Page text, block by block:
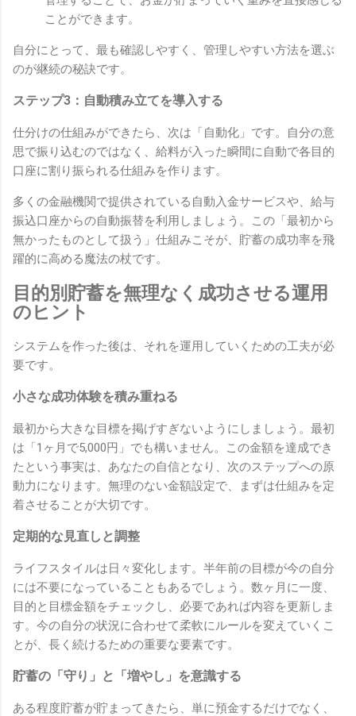
ことができます。
自分にとって、最も確認しやすく、管理しやすい方法を選ぶ
のが継続の秘訣です。
ステップ3：自動積み立てを導入する
仕分けの仕組みができたら、次は「自動化」です。自分の意
思で振り込むのではなく、給料が入った瞬間に自動で各目的
口座に割り振られる仕組みを作ります。
多くの金融機関で提供されている自動入金サービスや、給与
振込口座からの自動振替を利用しましょう。この「最初から
無かったものとして扱う」仕組みこそが、貯蓄の成功率を飛
躍的に高める魔法の杖です。
目的別貯蓄を無理なく成功させる運用
のヒント
システムを作った後は、それを運用していくための工夫が必
要です。
小さな成功体験を積み重ねる
最初から大きな目標を掲げすぎないようにしましょう。最初
は「1ヶ月で5,000円」でも構いません。この金額を達成でき
たという事実は、あなたの自信となり、次のステップへの原
動力になります。無理のない金額設定で、まずは仕組みを定
着させることが大切です。
定期的な見直しと調整
ライフスタイルは日々変化します。半年前の目標が今の自分
には不要になっていることもあるでしょう。数ヶ月に一度、
目的と目標金額をチェックし、必要であれば内容を更新しま
す。今の自分の状況に合わせて柔軟にルールを変えていくこ
とが、長く続けるための重要な要素です。
貯蓄の「守り」と「増やし」を意識する
ある程度貯蓄が貯まってきたら、単に預金するだけでなく、